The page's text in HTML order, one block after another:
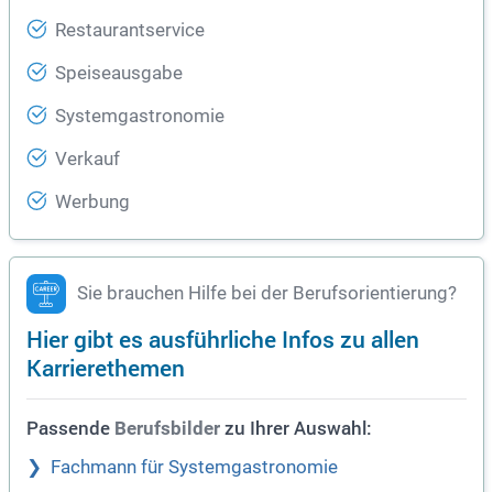
Restaurantservice
Speiseausgabe
Systemgastronomie
Verkauf
Werbung
Sie brauchen Hilfe bei der Berufsorientierung?
Hier gibt es ausführliche Infos zu allen
Karrierethemen
Passende Berufsbilder zu Ihrer Auswahl:
Fachmann für Systemgastronomie